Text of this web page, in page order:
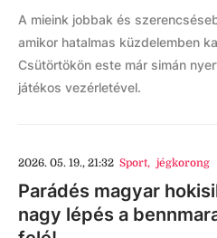
A mieink jobbak és
amikor hatalmas küzdelemben
Csütörtökön este már simán
játékos vezérletével.
2026. 05. 19., 21:32 Sport, jégkorong
Parádés magyar
nagy lépés a